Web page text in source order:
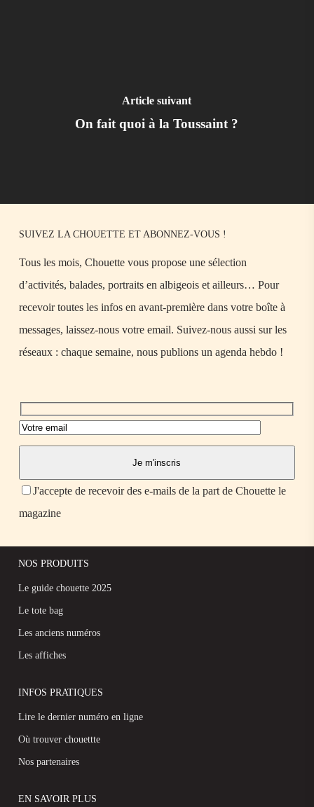
Article suivant
On fait quoi à la Toussaint ?
SUIVEZ LA CHOUETTE ET ABONNEZ-VOUS !
Tous les mois, Chouette vous propose une sélection
d’activités, balades, portraits en albigeois et ailleurs… Pour
recevoir toutes les infos en avant-première dans votre boîte à
messages, laissez-nous votre email. Suivez-nous aussi sur les
réseaux : chaque semaine, nous publions un agenda hebdo !
J'accepte de recevoir des e-mails de la part de Chouette le
magazine
NOS PRODUITS
Le guide chouette 2025
Le tote bag
Les anciens numéros
Les affiches
INFOS PRATIQUES
Lire le dernier numéro en ligne
Où trouver chouettte
Nos partenaires
EN SAVOIR PLUS